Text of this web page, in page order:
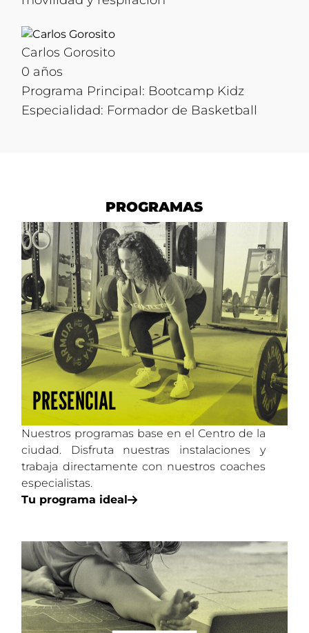
Carlos Gorosito
0 años
Programa Principal: Bootcamp Kidz
Especialidad: Formador de Basketball
PROGRAMAS
PRESENCIAL
Nuestros programas base en el Centro de la
ciudad. Disfruta nuestras instalaciones y
trabaja directamente con nuestros coaches
especialistas.
Tu programa ideal